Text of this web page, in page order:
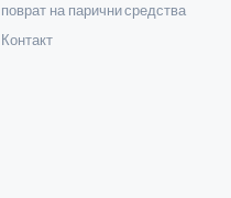
поврат на парични средства
Контакт